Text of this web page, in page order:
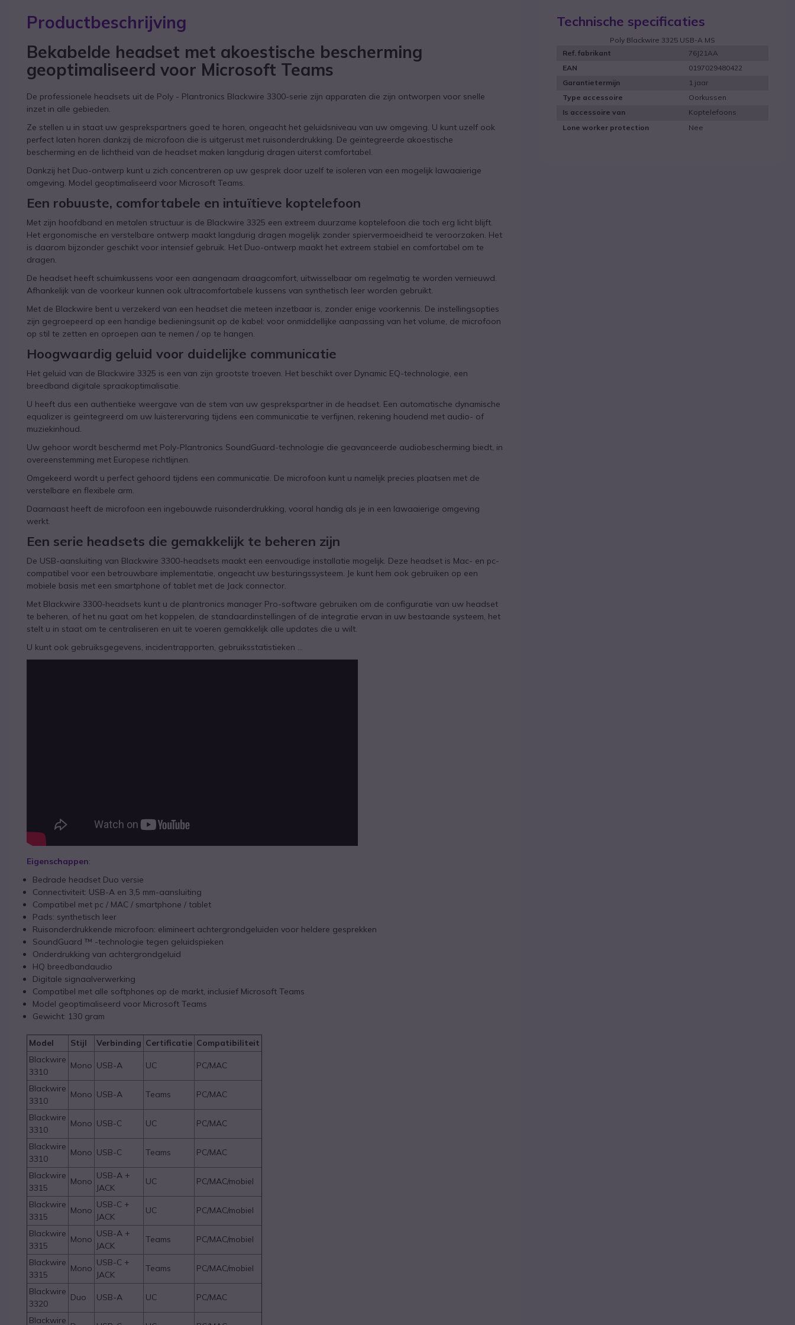
Productbeschrijving
Bekabelde headset met akoestische bescherming
geoptimaliseerd voor Microsoft Teams
De professionele headsets uit de Poly - Plantronics Blackwire 3300-serie zijn apparaten die zijn ontworpen voor snelle
inzet in alle gebieden.
Ze stellen u in staat uw gesprekspartners goed te horen, ongeacht het geluidsniveau van uw omgeving. U kunt uzelf ook
perfect laten horen dankzij de microfoon die is uitgerust met ruisonderdrukking. De geïntegreerde akoestische
bescherming en de lichtheid van de headset maken langdurig dragen uiterst comfortabel.
Dankzij het Duo-ontwerp kunt u zich concentreren op uw gesprek door uzelf te isoleren van een mogelijk lawaaierige
omgeving. Model geoptimaliseerd voor Microsoft Teams.
Een robuuste, comfortabele en intuïtieve koptelefoon
Met zijn hoofdband en metalen structuur is de Blackwire 3325 een extreem duurzame koptelefoon die toch erg licht blijft.
Het ergonomische en verstelbare ontwerp maakt langdurig dragen mogelijk zonder spiervermoeidheid te veroorzaken. Het
is daarom bijzonder geschikt voor intensief gebruik. Het Duo-ontwerp maakt het extreem stabiel en comfortabel om te
dragen.
De headset heeft schuimkussens voor een aangenaam draagcomfort, uitwisselbaar om regelmatig te worden vernieuwd.
Afhankelijk van de voorkeur kunnen ook ultracomfortabele kussens van synthetisch leer worden gebruikt.
Met de Blackwire bent u verzekerd van een headset die meteen inzetbaar is, zonder enige voorkennis. De instellingsopties
zijn gegroepeerd op een handige bedieningsunit op de kabel: voor onmiddellijke aanpassing van het volume, de microfoon
op stil te zetten en oproepen aan te nemen / op te hangen.
Hoogwaardig geluid voor duidelijke communicatie
Het geluid van de Blackwire 3325 is een van zijn grootste troeven. Het beschikt over Dynamic EQ-technologie, een
breedband digitale spraakoptimalisatie.
U heeft dus een authentieke weergave van de stem van uw gesprekspartner in de headset. Een automatische dynamische
equalizer is geïntegreerd om uw luisterervaring tijdens een communicatie te verfijnen, rekening houdend met audio- of
muziekinhoud.
Uw gehoor wordt beschermd met Poly-Plantronics SoundGuard-technologie die geavanceerde audiobescherming biedt, in
overeenstemming met Europese richtlijnen.
Omgekeerd wordt u perfect gehoord tijdens een communicatie. De microfoon kunt u namelijk precies plaatsen met de
verstelbare en flexibele arm.
Daarnaast heeft de microfoon een ingebouwde ruisonderdrukking, vooral handig als je in een lawaaierige omgeving
werkt.
Een serie headsets die gemakkelijk te beheren zijn
De USB-aansluiting van Blackwire 3300-headsets maakt een eenvoudige installatie mogelijk. Deze headset is Mac- en pc-
compatibel voor een betrouwbare implementatie, ongeacht uw besturingssysteem. Je kunt hem ook gebruiken op een
mobiele basis met een smartphone of tablet met de Jack connector.
Met Blackwire 3300-headsets kunt u de plantronics manager Pro-software gebruiken om de configuratie van uw headset
te beheren, of het nu gaat om het koppelen, de standaardinstellingen of de integratie ervan in uw bestaande systeem, het
stelt u in staat om te centraliseren en uit te voeren gemakkelijk alle updates die u wilt.
U kunt ook gebruiksgegevens, incidentrapporten, gebruiksstatistieken ...
Eigenschappen:
Bedrade headset Duo versie
Connectiviteit: USB-A en 3,5 mm-aansluiting
Compatibel met pc / MAC / smartphone / tablet
Pads: synthetisch leer
Ruisonderdrukkende microfoon: elimineert achtergrondgeluiden voor heldere gesprekken
SoundGuard ™ -technologie tegen geluidspieken
Onderdrukking van achtergrondgeluid
HQ breedbandaudio
Digitale signaalverwerking
Compatibel met alle softphones op de markt, inclusief Microsoft Teams
Model geoptimaliseerd voor Microsoft Teams
Gewicht: 130 gram
Model Stijl Verbinding Certificatie Compatibiliteit
Blackwire
3310
Mono USB-A UC PC/MAC
Blackwire
3310
Mono USB-A Teams PC/MAC
Blackwire
3310
Mono USB-C UC PC/MAC
Blackwire
3310
Mono USB-C Teams PC/MAC
Blackwire
3315
Mono
USB-A +
JACK
UC PC/MAC/mobiel
Blackwire
3315
Mono
USB-C +
JACK
UC PC/MAC/mobiel
Blackwire
3315
Mono
USB-A +
JACK
Teams PC/MAC/mobiel
Blackwire
3315
Mono
USB-C +
JACK
Teams PC/MAC/mobiel
Blackwire
3320
Duo USB-A UC PC/MAC
Blackwire
Technische specificaties
Poly Blackwire 3325 USB-A MS
Ref. fabrikant
76J21AA
EAN
0197029480422
Garantietermijn
1 jaar
Type accessoire
Oorkussen
Is accessoire van
Koptelefoons
Lone worker protection
Nee